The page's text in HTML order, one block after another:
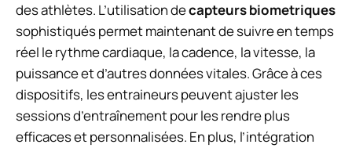
des athlètes. L’utilisation decapteurs biometriques
sophistiqués permet maintenant de suivre en temps
réel le rythme cardiaque, la cadence, la vitesse, la
puissance et d’autres données vitales. Grâce à ces
dispositifs, les entraineurs peuvent ajuster les
sessions d’entraînement pour les rendre plus
efficaces et personnalisées. En plus, l’intégration